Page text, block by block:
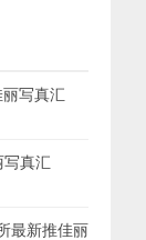
写真汇
真汇
最新推佳丽